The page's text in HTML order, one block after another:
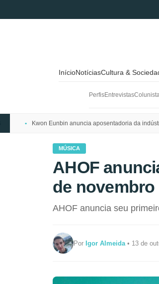
InícioNotíciasCultura &
PerfisEntrevistas
Kwon Eunbin anuncia aposentadoria da
MÚSICA
AHOF
de novembro
AHOF anuncia seu
PorIgor Almeida • 13 de